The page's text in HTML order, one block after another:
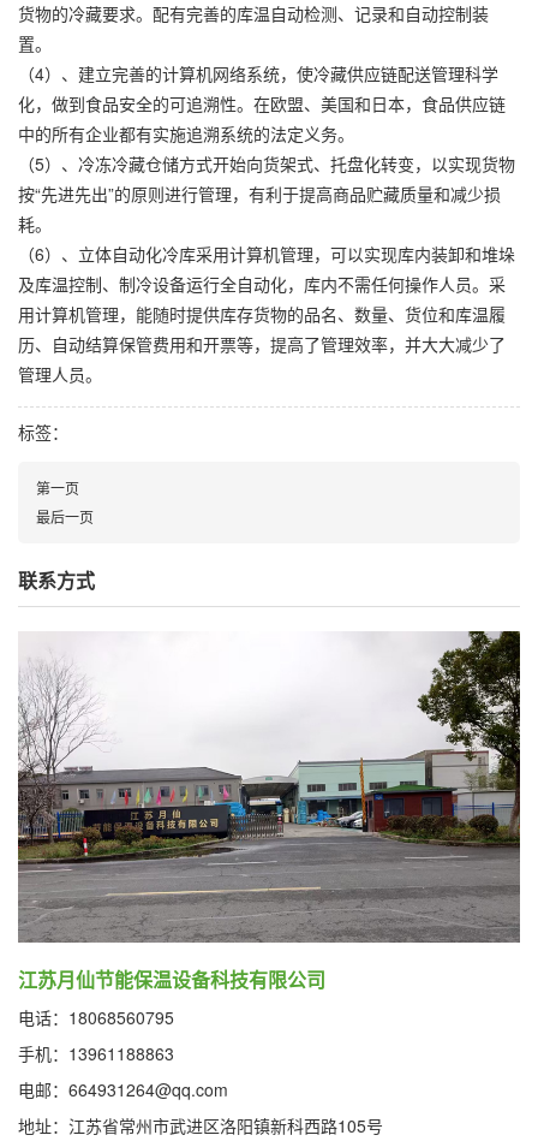
货物的冷藏要求。配有完善的库温自动检测、记录和自动控制装
置。
（4）、建立完善的计算机网络系统，使冷藏供应链配送管理科学
化，做到食品安全的可追溯性。在欧盟、美国和日本，食品供应链
中的所有企业都有实施追溯系统的法定义务。
（5）、冷冻冷藏仓储方式开始向货架式、托盘化转变，以实现货物
按“先进先出”的原则进行管理，有利于提高商品贮藏质量和减少损
耗。
（6）、立体自动化冷库采用计算机管理，可以实现库内装卸和堆垛
及库温控制、制冷设备运行全自动化，库内不需任何操作人员。采
用计算机管理，能随时提供库存货物的品名、数量、货位和库温履
历、自动结算保管费用和开票等，提高了管理效率，并大大减少了
管理人员。
标签：
第一页
最后一页
联系方式
江苏月仙节能保温设备科技有限公司
电话：18068560795
手机：13961188863
电邮：664931264@qq.com
地址：江苏省常州市武进区洛阳镇新科西路105号